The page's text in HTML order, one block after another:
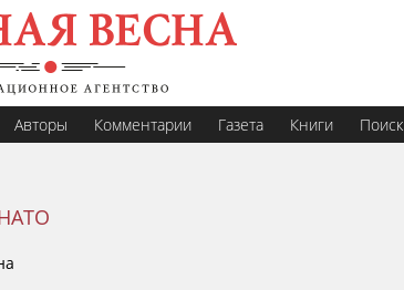
Авторы Комментарии Газета Книги Поиск